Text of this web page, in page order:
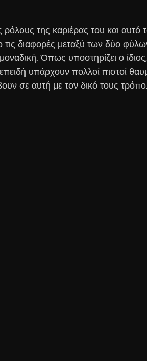
της καριέρας του και
τις διαφορές μεταξύ των δύο
Όπως υποστηρίζει ο ίδιος,
υπάρχουν πολλοί πιστοί
σε αυτή με τον δικό τους